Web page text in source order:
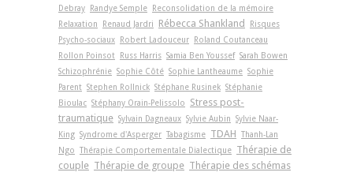
Debray
Randye Semple
Reconsolidation de la mémoire
Relaxation
Renaud Jardri Rébecca Shankland
Risques
Psycho-sociaux
Robert Ladouceur
Roland Coutanceau
Rollon Poinsot
Russ Harris Samia Ben Youssef Sarah Bowen
Schizophrénie Sophie Côté Sophie Lantheaume Sophie
Parent Stephen Rollnick Stéphane Rusinek Stéphanie
Bioulac Stéphany Orain-Pelissolo
Stress post-
traumatique Sylvain Dagneaux Sylvie Aubin Sylvie Naar-
King Syndrome d'Asperger Tabagisme TDAH Thanh-Lan
Ngo Thérapie Comportementale Dialectique Thérapie de
couple Thérapie de groupe Thérapie des schémas